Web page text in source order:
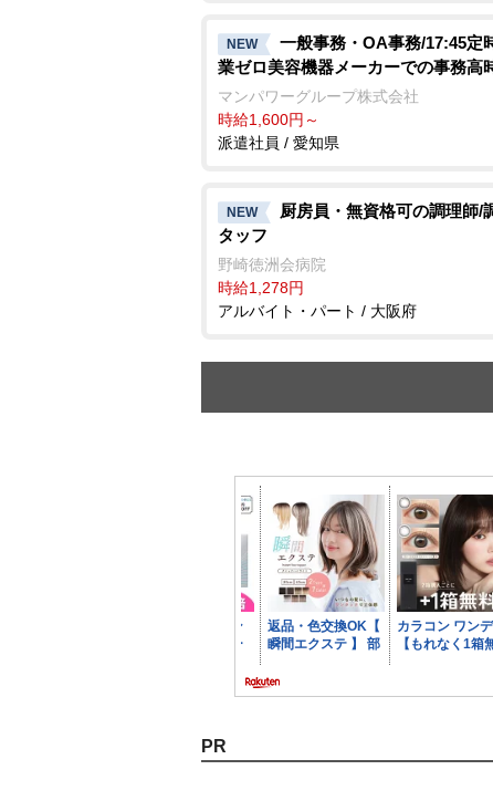
NEW
一般事務・OA事務/17:45定
業ゼロ美容機器メーカーでの事務高
マンパワーグループ株式会社
時給1,600円～
派遣社員 / 愛知県
NEW
厨房員・無資格可の調理師/
タッフ
野崎徳洲会病院
時給1,278円
アルバイト・パート / 大阪府
PR